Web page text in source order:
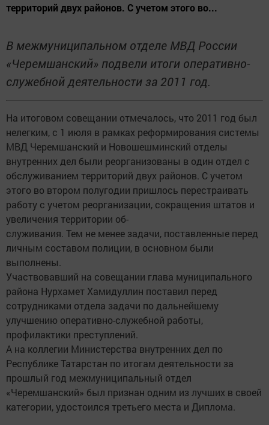
территорий двух районов. С учетом этого во...
В межмуниципальном отделе МВД России
«Черемшанский» подвели итоги оперативно-
служебной деятельности за 2011 год.
На итоговом совещании отмечалось, что 2011 год был
нелегким, с 1 июля в рамках реформирования системы
МВД Черемшанский и Новошешминский отделы
внутренних дел были реорганизованы в один отдел с
обслуживанием территорий двух районов. С учетом
этого во втором полугодии пришлось перестраивать
работу с учетом реорганизации, сокращения штатов и
увеличения территории об-
служивания. Тем не менее задачи, поставленные перед
личным составом полиции, в основном были
выполнены.
Участвовавший на совещании глава муниципального
района Нурхамет Хамидуллин поставил перед
сотрудниками отдела задачи по дальнейшему
улучшению оперативно-служебной работы,
профилактики преступлений.
А на коллегии Министерства внутренних дел по
Республике Татарстан по итогам деятельности за
прошлый год межмуниципальный отдел
«Черемшанский» был признан одним из лучших в своей
категории, удостоился третьего места и Диплома.